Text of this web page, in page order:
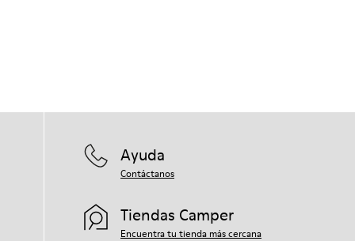
Ayuda
Contáctanos
Tiendas Camper
Encuentra tu tienda más cercana